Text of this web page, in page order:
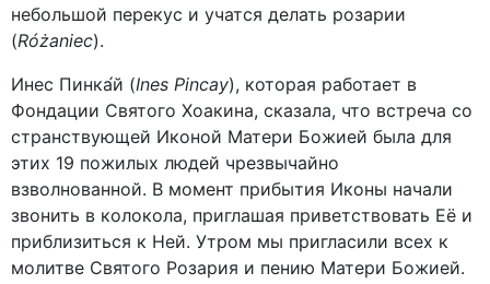
небольшой перекус и учатся делать розарии
(Różaniec).
Инес Пинка́й (Ines Pincay), которая работает в
Фондации Святого Хоакина, сказала, что встреча со
странствующей Иконой Матери Божией была для
этих 19 пожилых людей чрезвычайно
взволнованной. В момент прибытия Иконы начали
звонить в колокола, приглашая приветствовать Её и
приблизиться к Ней. Утром мы пригласили всех к
молитве Святого Розария и пению Матери Божией.